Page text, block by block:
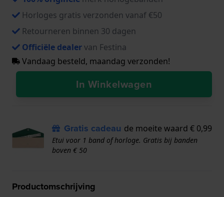
Horloges gratis verzonden vanaf €50
Retourneren binnen 30 dagen
Officiële dealervan Festina
Vandaag besteld, maandag verzonden!
In Winkelwagen
Gratis cadeau de moeite waard € 0,99
Etui voor 1 band of horloge. Gratis bij banden
boven € 50
Productomschrijving